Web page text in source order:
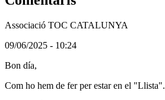
Associació TOC CATALUNYA
(Usuari
registrat)
09/06/2025 - 10:24
Bon día,
Com ho hem de fer per estar en el "Llista".